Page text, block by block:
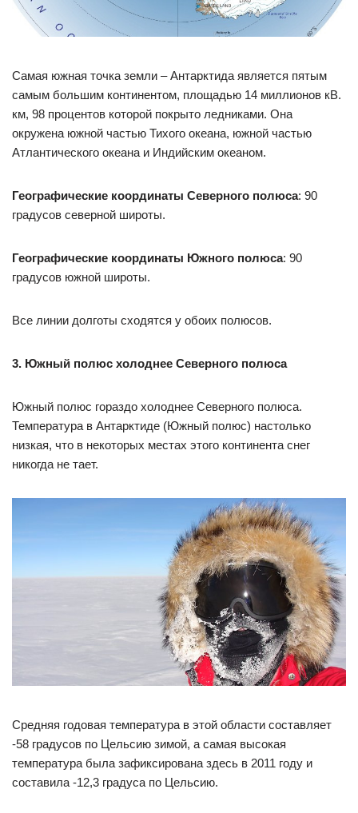
Самая южная точка земли – Антарктида является пятым
самым большим континентом, площадью 14 миллионов кВ.
км, 98 процентов которой покрыто ледниками. Она
окружена южной частью Тихого океана, южной частью
Атлантического океана и Индийским океаном.
Географические координаты Северного полюса: 90
градусов северной широты.
Географические координаты Южного полюса: 90
градусов южной широты.
Все линии долготы сходятся у обоих полюсов.
3. Южный полюс холоднее Северного полюса
Южный полюс гораздо холоднее Северного полюса.
Температура в Антарктиде (Южный полюс) настолько
низкая, что в некоторых местах этого континента снег
никогда не тает.
Средняя годовая температура в этой области составляет
-58 градусов по Цельсию зимой, а самая высокая
температура была зафиксирована здесь в 2011 году и
составила -12,3 градуса по Цельсию.